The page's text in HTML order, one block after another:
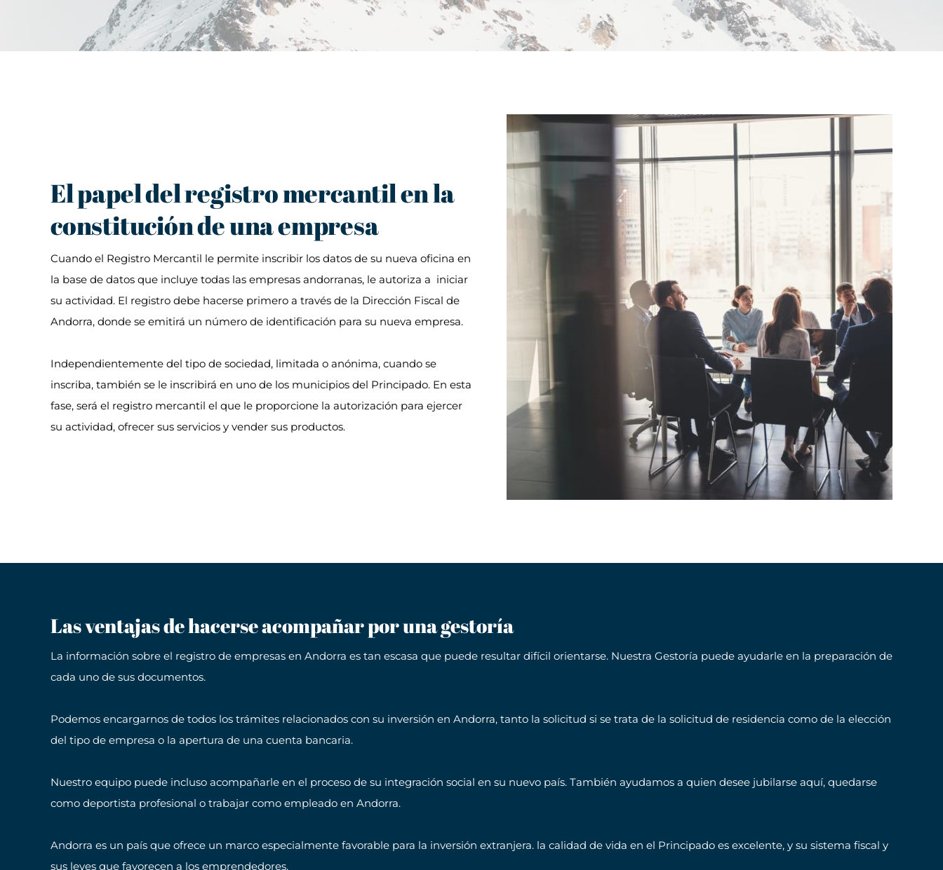
El papel del registro mercantil en la
constitución de una empresa
Cuando el Registro Mercantil le permite inscribir los datos de su nueva oficina en
la base de datos que incluye todas las empresas andorranas, le autoriza a iniciar
su actividad. El registro debe hacerse primero a través de la Dirección Fiscal de
Andorra, donde se emitirá un número de identificación para su nueva empresa.
Independientemente del tipo de sociedad, limitada o anónima, cuando se
inscriba, también se le inscribirá en uno de los municipios del Principado. En esta
fase, será el registro mercantil el que le proporcione la autorización para ejercer
su actividad, ofrecer sus servicios y vender sus productos.
Las ventajas de hacerse acompañar por una gestoría
La información sobre el registro de empresas en Andorra es tan escasa que puede resultar difícil orientarse. Nuestra Gestoría puede ayudarle en la preparación de
cada uno de sus documentos.
Podemos encargarnos de todos los trámites relacionados con su inversión en Andorra, tanto la solicitud si se trata de la solicitud de residencia como de la elección
del tipo de empresa o la apertura de una cuenta bancaria.
Nuestro equipo puede incluso acompañarle en el proceso de su integración social en su nuevo país. También ayudamos a quien desee jubilarse aquí, quedarse
como deportista profesional o trabajar como empleado en Andorra.
Andorra es un país que ofrece un marco especialmente favorable para la inversión extranjera. la calidad de vida en el Principado es excelente, y su sistema fiscal y
sus leyes que favorecen a los emprendedores.